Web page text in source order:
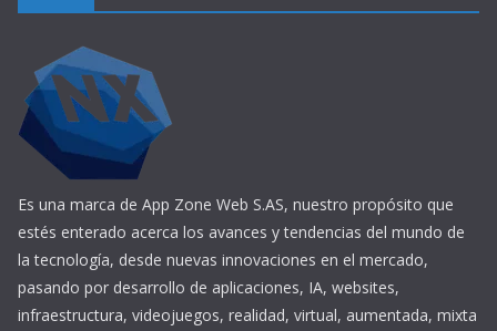
Es una marca de App Zone Web S.AS, nuestro propósito que
estés enterado acerca los avances y tendencias del mundo de
la tecnología, desde nuevas innovaciones en el mercado,
pasando por desarrollo de aplicaciones, IA, websites,
infraestructura, videojuegos, realidad, virtual, aumentada, mixta